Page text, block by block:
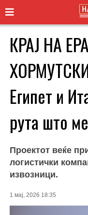
КРАЈ НА
Египет и
рута што
Проектот веќе
логистички
извозници.
1 мај, 2026 18:35